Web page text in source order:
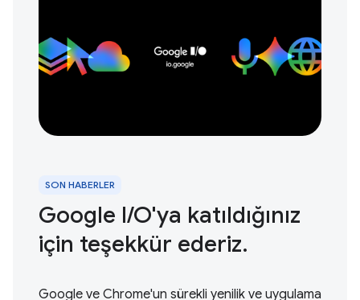
SON HABERLER
Google I / O'ya katıldığınız
için teşekkür ederiz.
Google ve Chrome'un sürekli yenilik ve uygulama